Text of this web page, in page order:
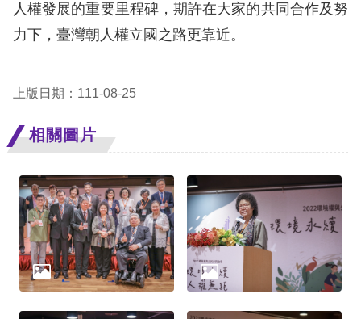
網
站
覽
網
安
全
政
策
隱
人權發展的重要里程碑，期許在大家的共同合作及努
力下，臺灣朝人權立國之路更靠近。
上版日期：111-08-25
相關圖片